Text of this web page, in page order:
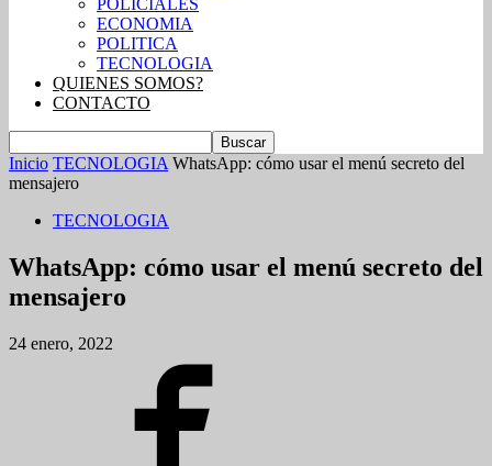
POLICIALES
ECONOMIA
POLITICA
TECNOLOGIA
QUIENES SOMOS?
CONTACTO
Inicio TECNOLOGIA WhatsApp: cómo usar el menú secreto del
mensajero
TECNOLOGIA
WhatsApp: cómo usar el menú secreto del
mensajero
24 enero, 2022